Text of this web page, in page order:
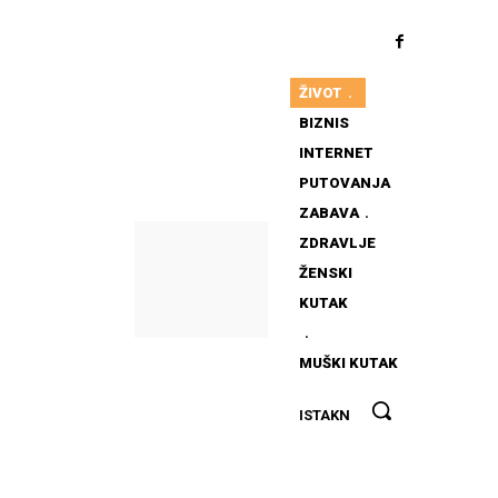
ŽIVOT
BIZNIS
INTERNET
PUTOVANJA
ZABAVA
ZDRAVLJE
ŽENSKI
KUTAK
MUŠKI KUTAK
ISTAKNUTO